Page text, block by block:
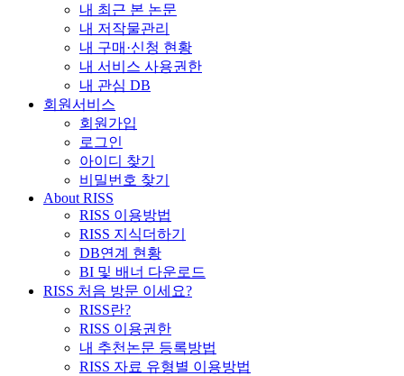
내 최근 본 논문
내 저작물관리
내 구매·신청 현황
내 서비스 사용권한
내 관심 DB
회원서비스
회원가입
로그인
아이디 찾기
비밀번호 찾기
About RISS
RISS 이용방법
RISS 지식더하기
DB연계 현황
BI 및 배너 다운로드
RISS 처음 방문 이세요?
RISS란?
RISS 이용권한
내 추천논문 등록방법
RISS 자료 유형별 이용방법